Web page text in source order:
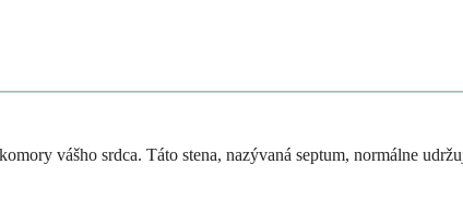
vášho srdca. Táto stena, nazývaná septum, normálne